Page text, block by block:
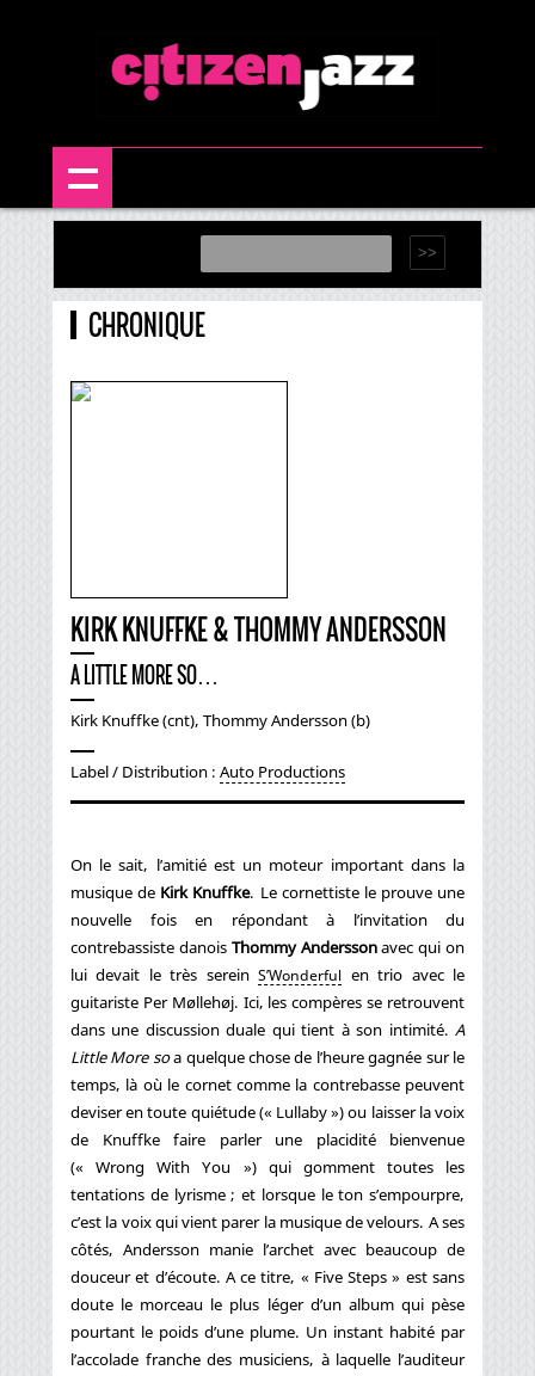
CHRONIQUE
KIRK KNUFFKE & THOMMY ANDERSSON
A LITTLE MORE SO…
Kirk Knuffke (cnt), Thommy Andersson (b)
Label / Distribution : Auto Productions
On le sait, l’amitié est un moteur important dans la
musique de Kirk Knuffke. Le cornettiste le prouve une
nouvelle fois en répondant à l’invitation du
contrebassiste danois Thommy Anderssonavec qui on
lui devait le très sereinS’Wonderful en trio avec le
guitariste Per Møllehøj. Ici, les compères se retrouvent
dans une discussion duale qui tient à son intimité. A
Little More soa quelque chose de l’heure gagnée sur le
temps, là où le cornet comme la contrebasse peuvent
deviser en toute quiétude (« Lullaby ») ou laisser la voix
de Knuffke faire parler une placidité bienvenue
(« Wrong With You ») qui gomment toutes les
tentations de lyrisme ; et lorsque le ton s’empourpre,
c’est la voix qui vient parer la musique de velours. A ses
côtés, Andersson manie l’archet avec beaucoup de
douceur et d’écoute. A ce titre, « Five Steps » est sans
doute le morceau le plus léger d’un album qui pèse
pourtant le poids d’une plume. Un instant habité par
l’accolade franche des musiciens, à laquelle l’auditeur